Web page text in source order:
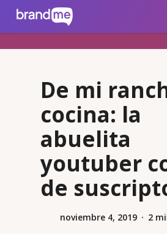
brandme.la
De mi
cocina: la
abuelita
youtuber
de
noviembre 4, 2019 2